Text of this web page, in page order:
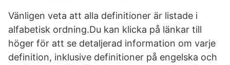
Vänligen veta att alla definitioner är listade i
alfabetisk ordning.Du kan klicka på länkar till
höger för att se detaljerad information om varje
definition, inklusive definitioner på engelska och